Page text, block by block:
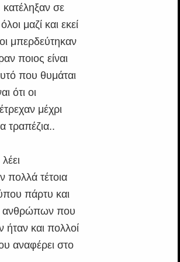
σε
μαζί και εκεί
μπερδεύτηκαν
ποιος είναι
που θυμάται
ότι οι
μέχρι
τραπέζια..
πολλά τέτοια
πάρτυ και
ανθρώπων που
ήταν και πολλοί
αναφέρει στο